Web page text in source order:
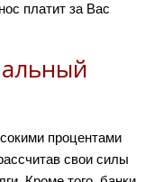
платит за Вас
процентами
свои силы